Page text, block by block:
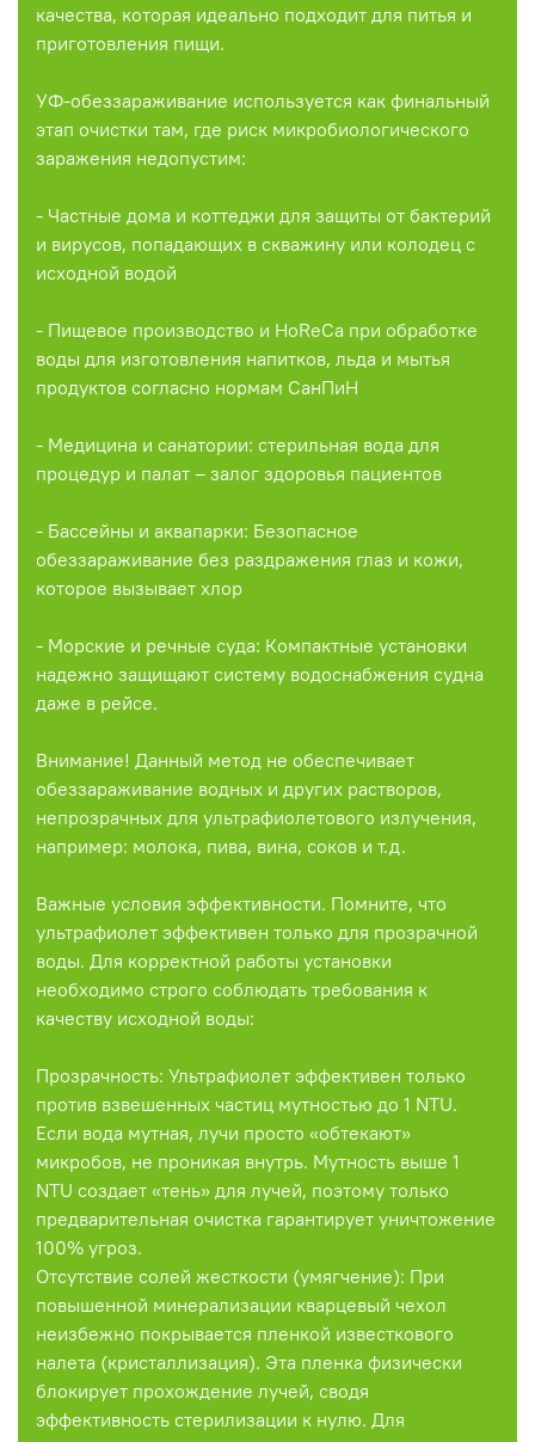
качества, которая идеально подходит для питья и
приготовления пищи.
УФ-обеззараживание используется как финальный
этап очистки там, где риск микробиологического
заражения недопустим:
- Частные дома и коттеджи для защиты от бактерий
и вирусов, попадающих в скважину или колодец с
исходной водой
- Пищевое производство и HoReCa при обработке
воды для изготовления напитков, льда и мытья
продуктов согласно нормам СанПиН
- Медицина и санатории: стерильная вода для
процедур и палат – залог здоровья пациентов
- Бассейны и аквапарки: Безопасное
обеззараживание без раздражения глаз и кожи,
которое вызывает хлор
- Морские и речные суда: Компактные установки
надежно защищают систему водоснабжения судна
даже в рейсе.
Внимание! Данный метод не обеспечивает
обеззараживание водных и других растворов,
непрозрачных для ультрафиолетового излучения,
например: молока, пива, вина, соков и т.д.
Важные условия эффективности. Помните, что
ультрафиолет эффективен только для прозрачной
воды. Для корректной работы установки
необходимо строго соблюдать требования к
качеству исходной воды:
Прозрачность: Ультрафиолет эффективен только
против взвешенных частиц мутностью до 1 NTU.
Если вода мутная, лучи просто «обтекают»
микробов, не проникая внутрь. Мутность выше 1
NTU создает «тень» для лучей, поэтому только
предварительная очистка гарантирует уничтожение
100% угроз.
Отсутствие солей жесткости (умягчение): При
повышенной минерализации кварцевый чехол
неизбежно покрывается пленкой известкового
налета (кристаллизация). Эта пленка физически
блокирует прохождение лучей, сводя
эффективность стерилизации к нулю. Для